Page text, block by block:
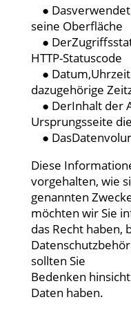
●
seine Oberfläche
●
HTTP-Statuscode
●
dazugehörige
● DerInhalt der
Ursprungsseite
●
Diese
vorgehalten, wie
genannten
möchten wir Sie
das Recht haben,
sollten Sie
Bedenken
Daten haben.